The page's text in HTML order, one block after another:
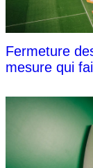
Fermeture
mesure qui